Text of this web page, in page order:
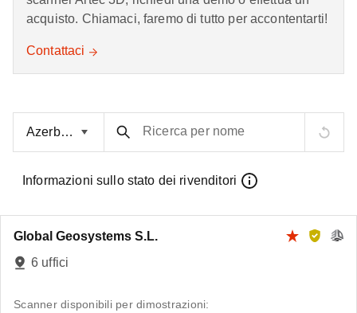
acquisto. Chiamaci, faremo di tutto per accontentarti!
Contattaci
Ricerca per nome
Informazioni sullo stato dei rivenditori
Global Geosystems S.L.
6 uffici
Scanner disponibili per dimostrazioni: